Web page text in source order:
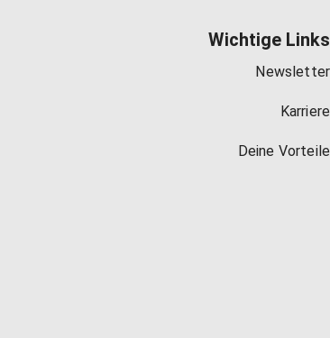
Wichtige Links
Newsletter
Karriere
Deine Vorteile